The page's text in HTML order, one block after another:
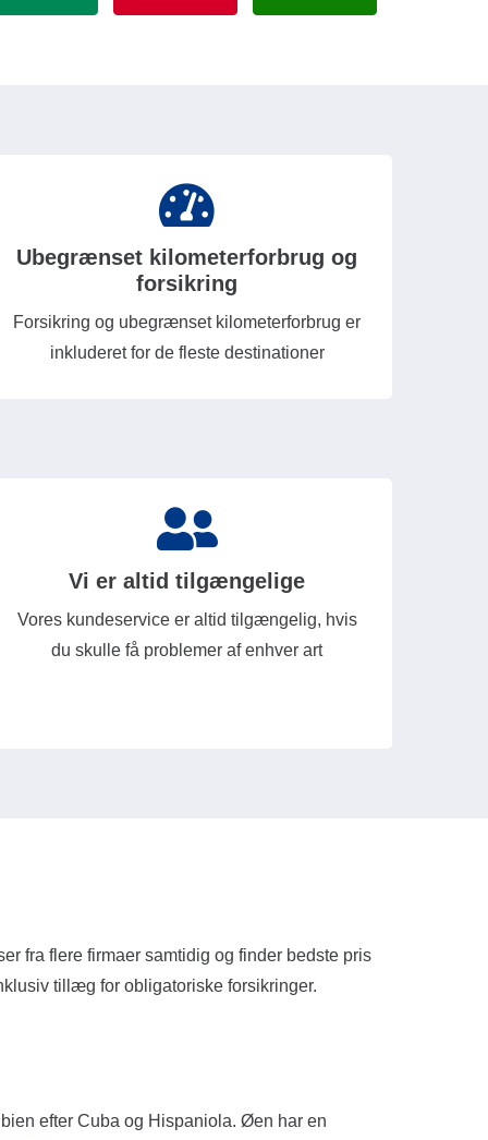
Ubegrænset kilometerforbrug og
forsikring
Forsikring og ubegrænset kilometerforbrug er
inkluderet for de fleste destinationer
Vi er altid tilgængelige
Vores kundeservice er altid tilgængelig, hvis
du skulle få problemer af enhver art
fra flere firmaer samtidig og finder bedste pris
tillæg for obligatoriske forsikringer.
efter Cuba og Hispaniola. Øen har en